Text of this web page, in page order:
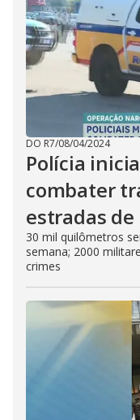
DO R7/08/04/2024
Polícia
combater
estradas de
30 mil quilômetros
semana; 2000
crimes